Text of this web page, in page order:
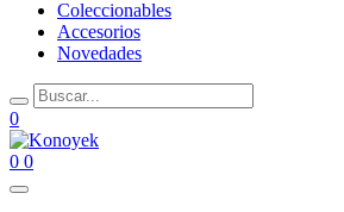
Coleccionables
Accesorios
Novedades
0
0 0